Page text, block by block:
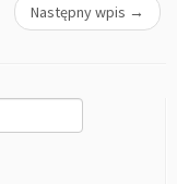
Następny wpis →